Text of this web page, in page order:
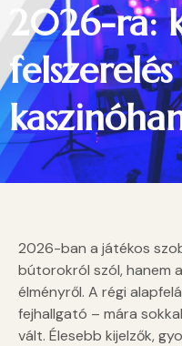
2026-ra:
felszerelés
2026-ban a játékos
bútorokról szól, hanem
élményről. A régi
fejhallgató – mára
vált. Élesebb kijelzők,